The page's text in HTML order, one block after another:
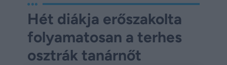
Hét diákja erőszakolta
folyamatosan a terhes
osztrák tanárnőt